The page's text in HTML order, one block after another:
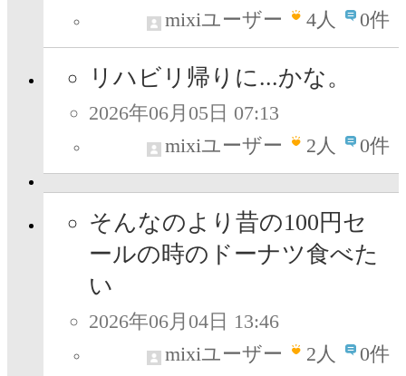
mixiユーザー
4人 0件
リハビリ帰りに...かな。
2026年06月05日 07:13
mixiユーザー
2人 0件
そんなのより昔の100円セ
ールの時のドーナツ食べた
い
2026年06月04日 13:46
mixiユーザー
2人 0件